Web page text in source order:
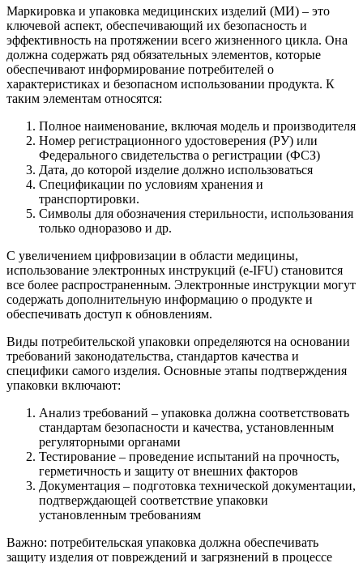
Маркировка и упаковка медицинских изделий (МИ) – это
ключевой аспект, обеспечивающий их безопасность и
эффективность на протяжении всего жизненного цикла. Она
должна содержать ряд обязательных элементов, которые
обеспечивают информирование потребителей о
характеристиках и безопасном использовании продукта. К
таким элементам относятся:
Полное наименование, включая модель и производителя
Номер регистрационного удостоверения (РУ) или
Федерального свидетельства о регистрации (ФСЗ)
Дата, до которой изделие должно использоваться
Спецификации по условиям хранения и
транспортировки.
Символы для обозначения стерильности, использования
только одноразово и др.
С увеличением цифровизации в области медицины,
использование электронных инструкций (e-IFU) становится
все более распространенным. Электронные инструкции могут
содержать дополнительную информацию о продукте и
обеспечивать доступ к обновлениям.
Виды потребительской упаковки определяются на основании
требований законодательства, стандартов качества и
специфики самого изделия. Основные этапы подтверждения
упаковки включают:
Анализ требований – упаковка должна соответствовать
стандартам безопасности и качества, установленным
регуляторными органами
Тестирование – проведение испытаний на прочность,
герметичность и защиту от внешних факторов
Документация – подготовка технической документации,
подтверждающей соответствие упаковки
установленным требованиям
Важно: потребительская упаковка должна обеспечивать
защиту изделия от повреждений и загрязнений в процессе